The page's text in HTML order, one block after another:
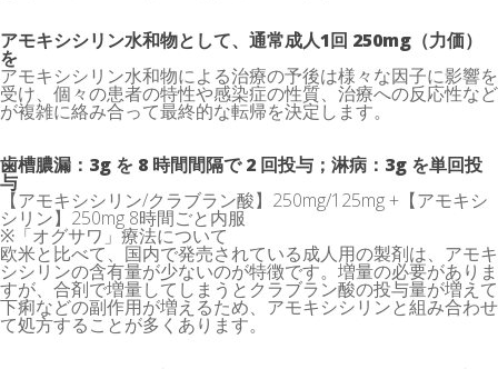
アモキシシリン水和物として、通常成人1回 250mg（力価）
を
アモキシシリン水和物による治療の予後は様々な因子に影響を
受け、個々の患者の特性や感染症の性質、治療への反応性など
が複雑に絡み合って最終的な転帰を決定します。
歯槽膿漏：3g を 8 時間間隔で 2 回投与；淋病：3g を単回投
与
【アモキシシリン/クラブラン酸】250mg/125mg +【アモキシ
シリン】250mg 8時間ごと内服
※「オグサワ」療法について
欧米と比べて、国内で発売されている成人用の製剤は、アモキ
シシリンの含有量が少ないのが特徴です。増量の必要がありま
すが、合剤で増量してしまうとクラブラン酸の投与量が増えて
下痢などの副作用が増えるため、アモキシシリンと組み合わせ
て処方することが多くあります。